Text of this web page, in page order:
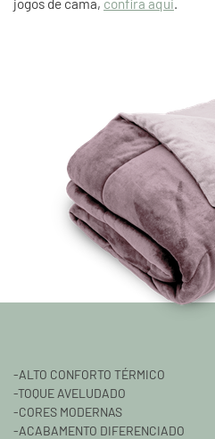
jogos de cama, confira aqui.
-ALTO CONFORTO TÉRMICO
-TOQUE AVELUDADO
-CORES MODERNAS
-ACABAMENTO DIFERENCIADO